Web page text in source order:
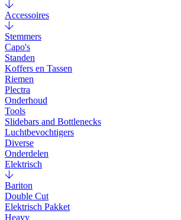
Accessoires
Stemmers
Capo's
Standen
Koffers en Tassen
Riemen
Plectra
Onderhoud
Tools
Slidebars and Bottlenecks
Luchtbevochtigers
Diverse
Onderdelen
Elektrisch
Bariton
Double Cut
Elektrisch Pakket
Heavy